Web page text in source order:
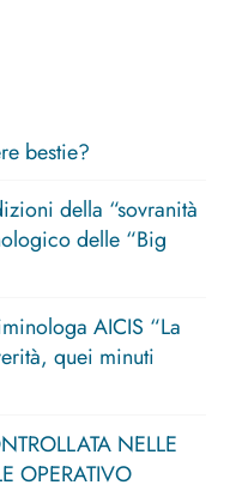
bestie?
della “sovranità
delle “Big
AICIS “La
quei minuti
NELLE
OPERATIVO